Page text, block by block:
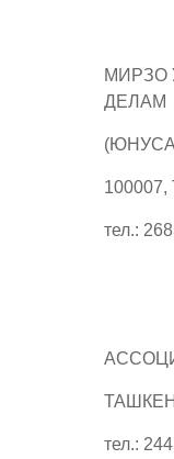
МИРЗО
ДЕЛАМ
тел.:
тел.: